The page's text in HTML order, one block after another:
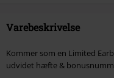
Varebeskrivelse
Kommer som en Limited
udvidet hæfte &